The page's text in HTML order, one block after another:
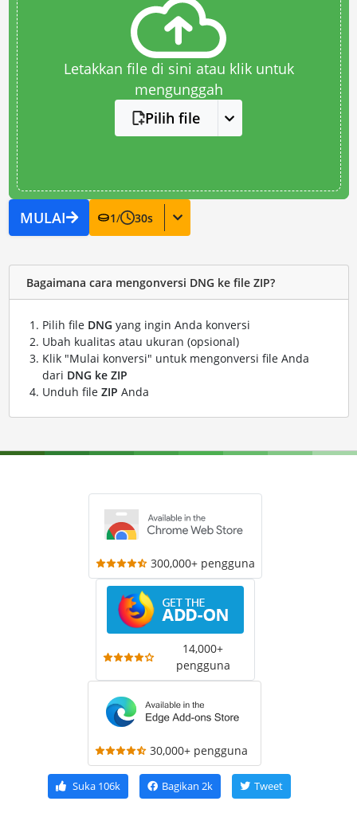
Letakkan file di sini atau klik untuk
mengunggah
Pilih file
MULAI 1/ 30s
Bagaimana cara mengonversi DNG ke file ZIP?
Pilih file DNG yang ingin Anda konversi
Ubah kualitas atau ukuran (opsional)
Klik "Mulai konversi" untuk mengonversi file Anda
dari DNG ke ZIP
Unduh file ZIP Anda
300,000+ pengguna
14,000+
pengguna
30,000+ pengguna
Suka106k Bagikan 2k Tweet